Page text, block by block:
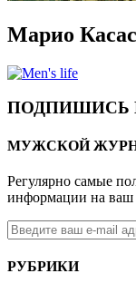
Марио Касас
ПОДПИШИСЬ
МУЖСКОЙ
Регулярно самые
информации на
РУБРИКИ